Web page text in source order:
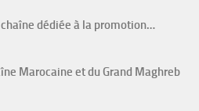
dédiée à la promotion…
Marocaine et du Grand Maghreb